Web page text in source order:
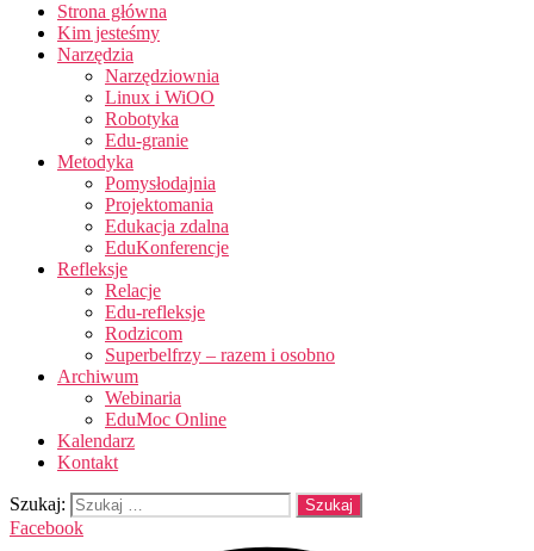
Strona główna
Kim jesteśmy
Narzędzia
Narzędziownia
Linux i WiOO
Robotyka
Edu-granie
Metodyka
Pomysłodajnia
Projektomania
Edukacja zdalna
EduKonferencje
Refleksje
Relacje
Edu-refleksje
Rodzicom
Superbelfrzy – razem i osobno
Archiwum
Webinaria
EduMoc Online
Kalendarz
Kontakt
Szukaj:
Facebook